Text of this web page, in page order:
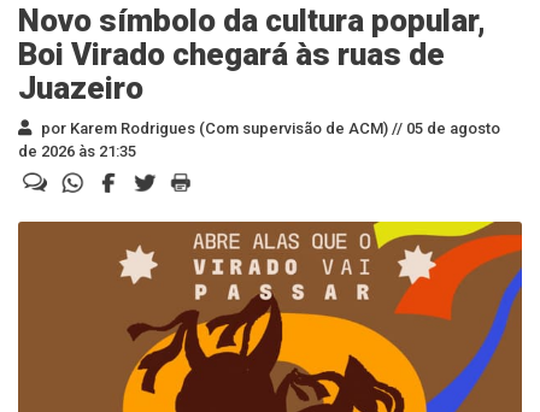
Novo símbolo da cultura popular,
Boi Virado chegará às ruas de
Juazeiro
por Karem Rodrigues (Com supervisão de ACM) // 05 de agosto
de 2026 às 21:35